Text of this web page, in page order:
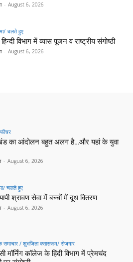
- August 6, 2026
चलते हुए
विभाग में व्यास पूजन व राष्ट्रीय संगोष्ठी
- August 6, 2026
का आंदोलन बहुत अलग है…और यहां के युवा
- August 6, 2026
चलते हुए
श्रावण सेवा में बच्चों में दूध वितरण
- August 6, 2026
समाचार / शुभजिता क्सासरूम/ रोजगार
मॉर्निंग कॉलेज के हिंदी विभाग में प्रेमचंद